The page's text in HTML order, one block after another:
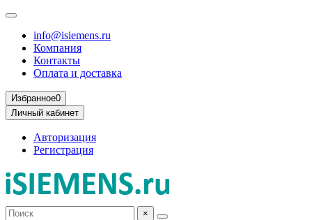
info@isiemens.ru
Компания
Контакты
Оплата и доставка
Избранное0
Личный кабинет
Авторизация
Регистрация
×